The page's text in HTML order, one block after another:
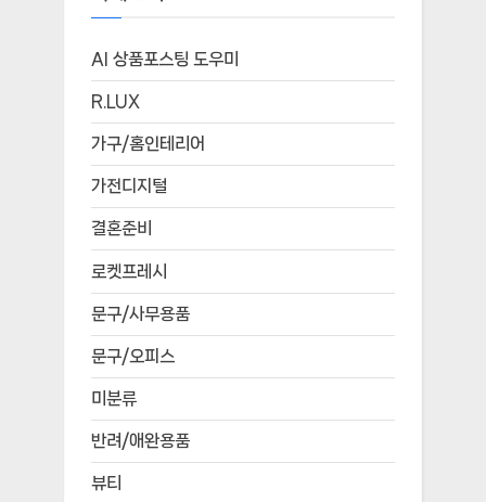
AI 상품포스팅 도우미
R.LUX
가구/홈인테리어
가전디지털
결혼준비
로켓프레시
문구/사무용품
문구/오피스
미분류
반려/애완용품
뷰티